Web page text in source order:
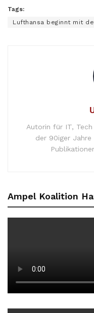
Tags:
Lufthansa beginnt mit
Autorin für IT,
der 90iger
Ampel Koalition